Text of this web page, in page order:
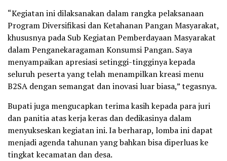
“Kegiatan ini dilaksanakan dalam rangka pelaksanaan
Program Diversifikasi dan Ketahanan Pangan Masyarakat,
khususnya pada Sub Kegiatan Pemberdayaan Masyarakat
dalam Penganekaragaman Konsumsi Pangan. Saya
menyampaikan apresiasi setinggi-tingginya kepada
seluruh peserta yang telah menampilkan kreasi menu
B2SA dengan semangat dan inovasi luar biasa,” tegasnya.
Bupati juga mengucapkan terima kasih kepada para juri
dan panitia atas kerja keras dan dedikasinya dalam
menyukseskan kegiatan ini. Ia berharap, lomba ini dapat
menjadi agenda tahunan yang bahkan bisa diperluas ke
tingkat kecamatan dan desa.